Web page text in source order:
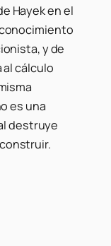
Hayek en el
y de
cálculo
es una
destruye